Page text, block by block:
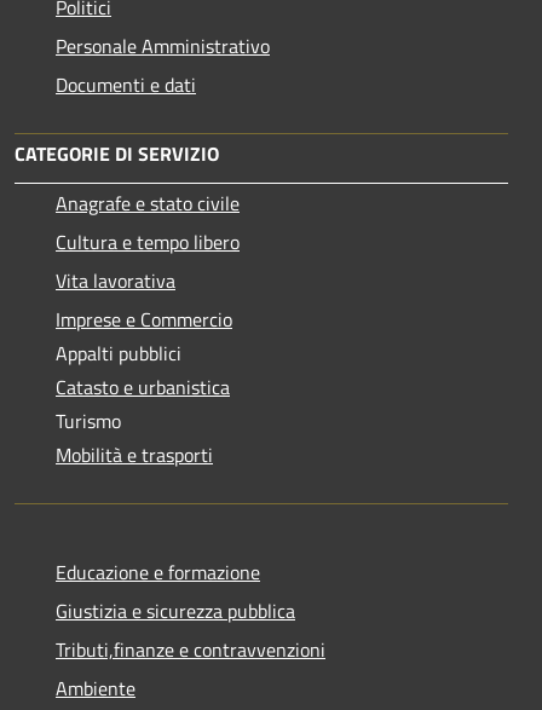
Politici
Personale Amministrativo
Documenti e dati
CATEGORIE DI SERVIZIO
Anagrafe e stato civile
Cultura e tempo libero
Vita lavorativa
Imprese e Commercio
Appalti pubblici
Catasto e urbanistica
Turismo
Mobilità e trasporti
Educazione e formazione
Giustizia e sicurezza pubblica
Tributi,finanze e contravvenzioni
Ambiente